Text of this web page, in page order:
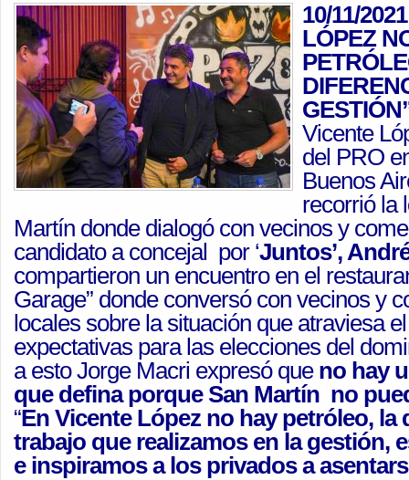
10/11/2021
LÓPEZ
Vicente
del PRO
Buenos
recorrió la
Martín donde dialogó con vecinos y
candidato a concejal por ‘Juntos’,
compartieron un encuentro en el
Garage” donde conversó con vecinos y
locales sobre la situación que atraviesa
expectativas para las elecciones del
a esto Jorge Macri expresó que no hay
que defina porque San Martín no
“En Vicente López no hay petróleo, la
trabajo que realizamos en la gestión,
e inspiramos a los privados a